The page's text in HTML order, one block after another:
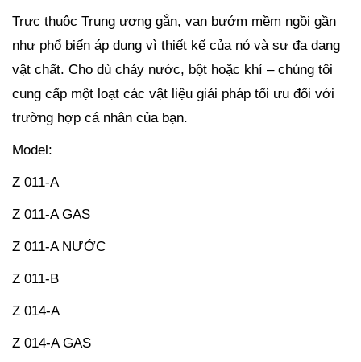
Trực thuộc Trung ương gắn, van bướm mềm ngồi gần
như phổ biến áp dụng vì thiết kế của nó và sự đa dạng
vật chất. Cho dù chảy nước, bột hoặc khí – chúng tôi
cung cấp một loạt các vật liệu giải pháp tối ưu đối với
trường hợp cá nhân của bạn.
Model:
Z 011-A
Z 011-A GAS
Z 011-A NƯỚC
Z 011-B
Z 014-A
Z 014-A GAS